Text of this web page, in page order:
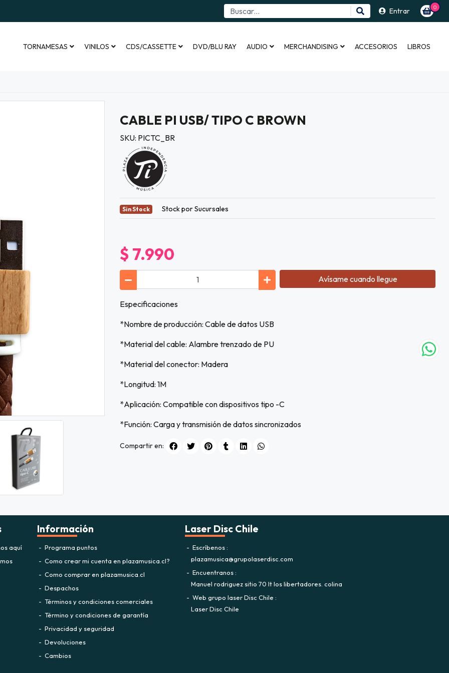
Entrar 0
TORNAMESAS VINILOS CDS/CASSETTE DVD/BLU RAY AUDIO MERCHANDISING ACCESORIOS LIBROS
CABLE PI USB/ TIPO C BROWN
SKU: PICTC_BR
Sin Stock Stock por Sucursales
$ 7.990
Avísame cuando llegue
Especificaciones
*Nombre de producción: Cable de datos USB
*Material del cable: Alambre trenzado de PU
*Material del conector: Madera
*Longitud: 1M
*Aplicación: Compatible con dispositivos tipo -C
*Función: Carga y transmisión de datos sincronizados
Compartir en:
aquí
Información
Programa puntos
Como crear mi cuenta en plazamusica.cl?
Como comprar en plazamusica.cl
Despachos
Términos y condiciones comerciales
Término y condiciones de garantía
Privacidad y seguridad
Devoluciones
Cambios
Laser Disc Chile
Escríbenos
plazamusica@grupolaserdisc.com
Encuentranos
Manuel rodriguez sitio 70 lt los libertadores. colina
Web grupo laser Disc Chile
Laser Disc Chile